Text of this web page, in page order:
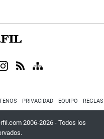
PRIVACIDAD EQUIPO
2006-2026 - Todos los